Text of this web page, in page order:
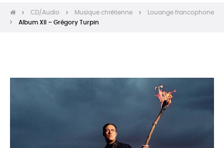
CD/Audio Musique chrétienne
Louange francophone
Album XII – Grégory Turpin